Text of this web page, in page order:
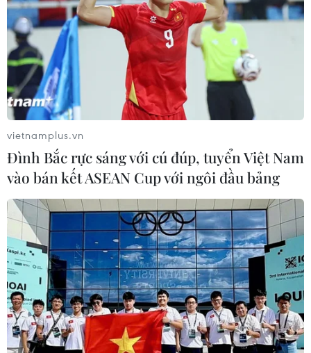
Quyền Tổng thống Hàn Quốc kêu gọi quân
đội đảm bảo an ninh quốc gia
11/12/2016 10:23
Thủ tướng kiêm quyền Tổng thống Hàn Quốc Hwang
Kyo-ahn đã tới thăm Hội đồng Tham mưu trưởng liên
quân Hàn Quốc và kêu gọi đảm bảo an ninh quốc gia.
vietnamplus.vn
Đình Bắc rực sáng với cú đúp, tuyển Việt Nam
vào bán kết ASEAN Cup với ngôi đầu bảng